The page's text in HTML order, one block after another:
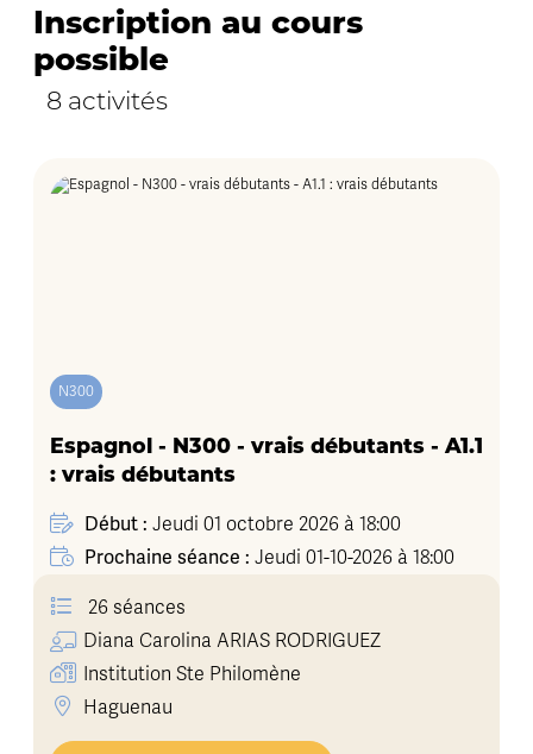
Inscription au cours
possible
8 activités
N300
Espagnol - N300 - vrais débutants - A1.1
: vrais débutants
Début : Jeudi 01 octobre 2026 à 18:00
Prochaine séance : Jeudi 01-10-2026 à 18:00
26 séances
Diana Carolina ARIAS RODRIGUEZ
Institution Ste Philomène
Haguenau